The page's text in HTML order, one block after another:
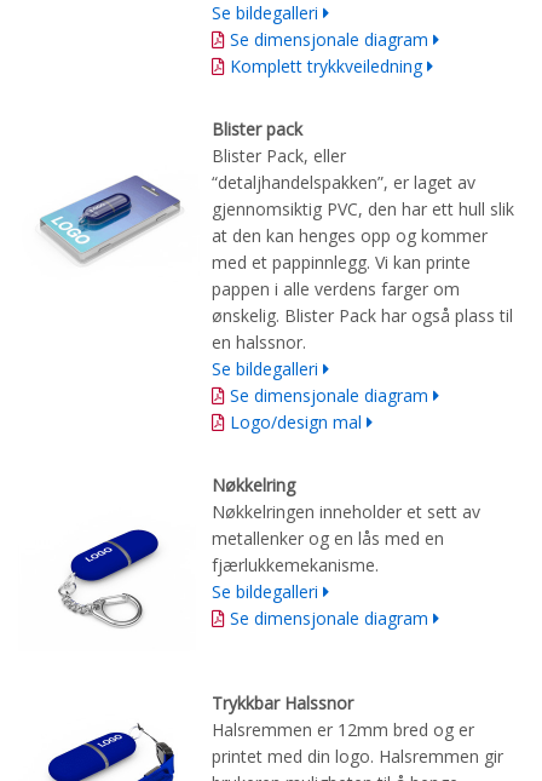
Se bildegalleri
Se dimensjonale diagram
Komplett trykkveiledning
Blister pack
Blister Pack, eller
“detaljhandelspakken”, er laget av
gjennomsiktig PVC, den har ett hull slik
at den kan henges opp og kommer
med et pappinnlegg. Vi kan printe
pappen i alle verdens farger om
ønskelig. Blister Pack har også plass til
en halssnor.
Se bildegalleri
Se dimensjonale diagram
Logo/design mal
Nøkkelring
Nøkkelringen inneholder et sett av
metallenker og en lås med en
fjærlukkemekanisme.
Se bildegalleri
Se dimensjonale diagram
Trykkbar Halssnor
Halsremmen er 12mm bred og er
printet med din logo. Halsremmen gir